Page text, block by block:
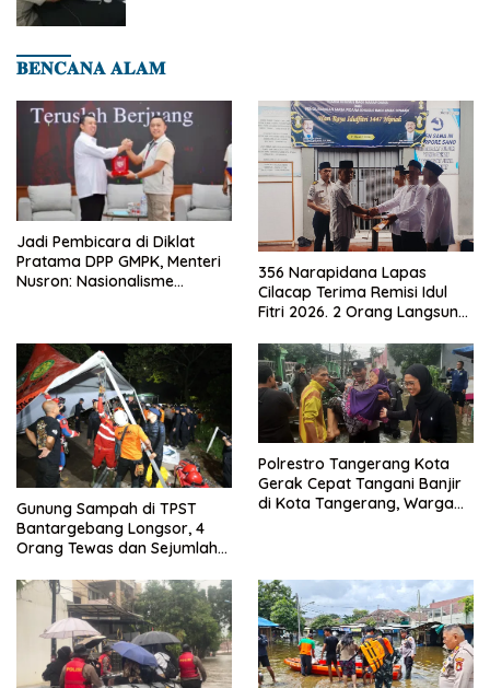
𝐁𝐄𝐍𝐂𝐀𝐍𝐀 𝐀𝐋𝐀𝐌
Jadi Pembicara di Diklat
Pratama DPP GMPK, Menteri
Nusron: Nasionalisme
356 Narapidana Lapas
Cilacap Terima Remisi Idul
Fitri 2026. 2 Orang Langsung
Gunung Sampah di TPST
Bantargebang Longsor, 4
Orang Tewas dan Sejumlah
Polrestro Tangerang Kota
Gerak Cepat Tangani Banjir
di Kota Tangerang, Warga